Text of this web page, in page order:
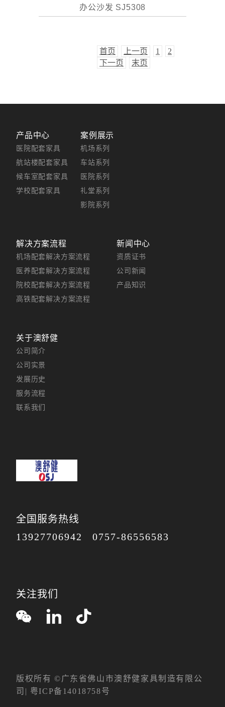
办公沙发 SJ5308
首页 上一页 1
2
下一页
末页
产品中心
医院配套家具
航站楼配套家具
候车室配套家具
学校配套家具
案例展示
机场系列
车站系列
医院系列
礼堂系列
影院系列
解决方案流程
机场配套解决方案流程
医养配套解决方案流程
院校配套解决方案流程
高铁配套解决方案流程
新闻中心
资质证书
公司新闻
产品知识
关于澳舒健
公司简介
公司实景
发展历史
服务流程
联系我们
全国服务热线
13927706942
0757-86556583
关注我们
版权所有 ©广东省佛山市澳舒健家具制造有限公
司| 粤ICP备14018758号